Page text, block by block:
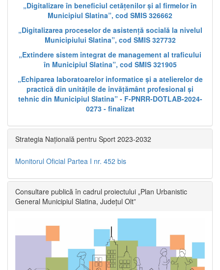
„Digitalizare în beneficiul cetățenilor și al firmelor în
Municipiul Slatina”, cod SMIS 326662
„Digitalizarea proceselor de asistență socială la nivelul
Municipiului Slatina”, cod SMIS 327732
„Extindere sistem integrat de management al traficului
în Municipiul Slatina”, cod SMIS 321905
„Echiparea laboratoarelor informatice și a atelierelor de
practică din unitățile de învățământ profesional și
tehnic din Municipiul Slatina” - F-PNRR-DOTLAB-2024-
0273 - finalizat
Strategia Națională pentru Sport 2023-2032
Monitorul Oficial Partea I nr. 452 bis
Consultare publică în cadrul proiectului „Plan Urbanistic
General Municipiul Slatina, Județul Olt”